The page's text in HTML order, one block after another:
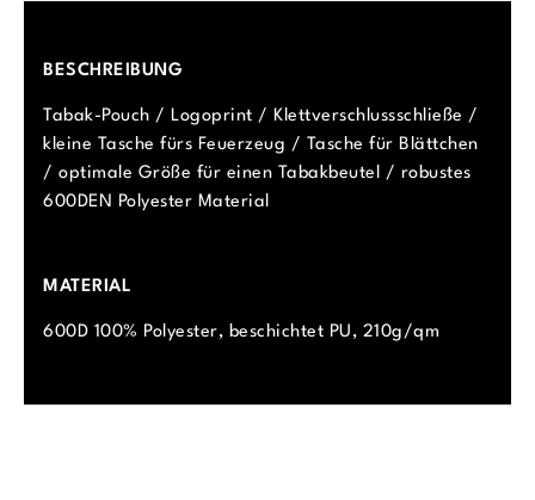
BESCHREIBUNG
Tabak-Pouch / Logoprint / Klettverschlussschließe /
kleine Tasche fürs Feuerzeug / Tasche für Blättchen
/ optimale Größe für einen Tabakbeutel / robustes
600DEN Polyester Material
MATERIAL
600D 100% Polyester, beschichtet PU, 210g/qm